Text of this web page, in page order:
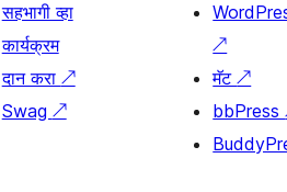
सहभागी व्हा
कार्यक्रम
दान करा ↗
Swag ↗
↗
मॅट↗
bbPress